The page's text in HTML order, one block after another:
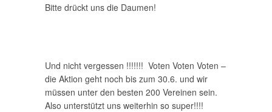
Bitte drückt uns die Daumen!
Und nicht vergessen !!!!!!! Voten Voten Voten –
die Aktion geht noch bis zum 30.6. und wir
müssen unter den besten 200 Vereinen sein.
Also unterstützt uns weiterhin so super!!!!